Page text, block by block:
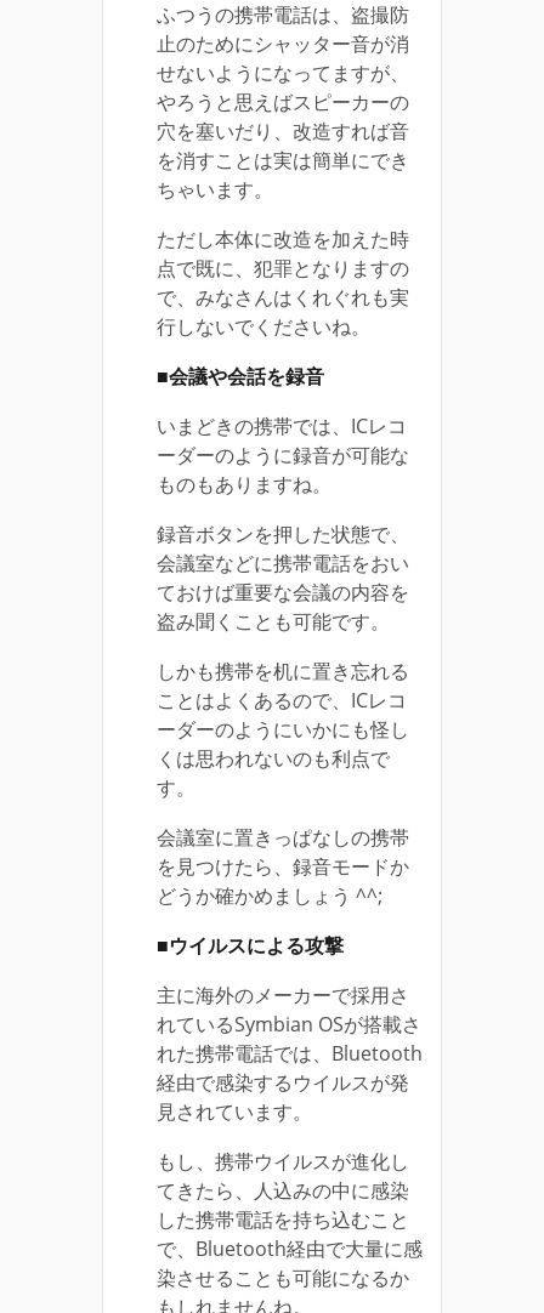
ふつうの携帯電話は、盗撮防
止のためにシャッター音が消
せないようになってますが、
やろうと思えばスピーカーの
穴を塞いだり、改造すれば音
を消すことは実は簡単にでき
ちゃいます。
ただし本体に改造を加えた時
点で既に、犯罪となりますの
で、みなさんはくれぐれも実
行しないでくださいね。
■会議や会話を録音
いまどきの携帯では、ICレコ
ーダーのように録音が可能な
ものもありますね。
録音ボタンを押した状態で、
会議室などに携帯電話をおい
ておけば重要な会議の内容を
盗み聞くことも可能です。
しかも携帯を机に置き忘れる
ことはよくあるので、ICレコ
ーダーのようにいかにも怪し
くは思われないのも利点で
す。
会議室に置きっぱなしの携帯
を見つけたら、録音モードか
どうか確かめましょう ^^;
■ウイルスによる攻撃
主に海外のメーカーで採用さ
れているSymbian OSが搭載さ
れた携帯電話では、Bluetooth
経由で感染するウイルスが発
見されています。
もし、携帯ウイルスが進化し
てきたら、人込みの中に感染
した携帯電話を持ち込むこと
で、Bluetooth経由で大量に感
染させることも可能になるか
もしれませんね。